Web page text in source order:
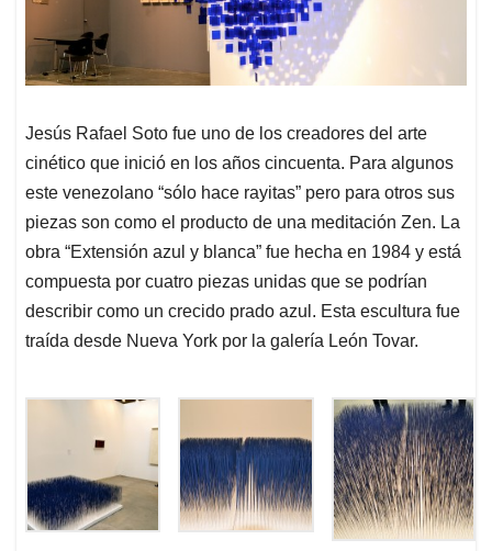
Jesús Rafael Soto fue uno de los creadores del arte
cinético que inició en los años cincuenta. Para algunos
este venezolano “sólo hace rayitas” pero para otros sus
piezas son como el producto de una meditación Zen. La
obra “Extensión azul y blanca” fue hecha en 1984 y está
compuesta por cuatro piezas unidas que se podrían
describir como un crecido prado azul. Esta escultura fue
traída desde Nueva York por la galería León Tovar.